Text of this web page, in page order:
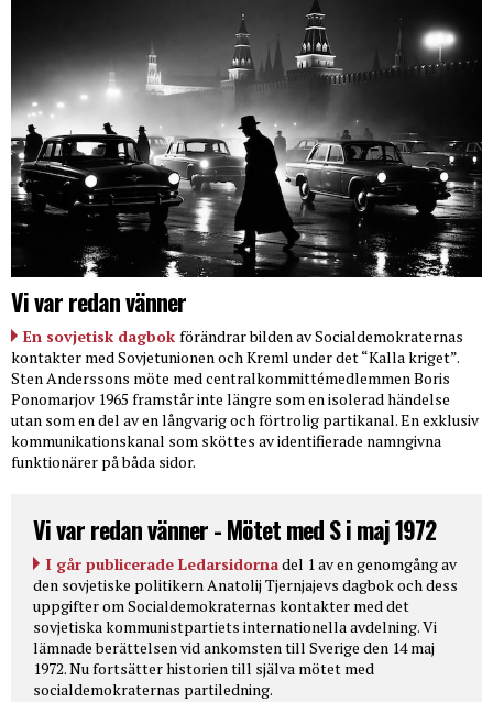
Vi var redan vänner
En sovjetisk dagbok förändrar bilden av Socialdemokraternas
kontakter med Sovjetunionen och Kreml under det “Kalla kriget”.
Sten Anderssons möte med centralkommittémedlemmen Boris
Ponomarjov 1965 framstår inte längre som en isolerad händelse
utan som en del av en långvarig och förtrolig partikanal. En exklusiv
kommunikationskanal som sköttes av identifierade namngivna
funktionärer på båda sidor.
Vi var redan vänner - Mötet med S i maj 1972
I går publicerade Ledarsidornadel 1 av en genomgång av
den sovjetiske politikern Anatolij Tjernjajevs dagbok och dess
uppgifter om Socialdemokraternas kontakter med det
sovjetiska kommunistpartiets internationella avdelning. Vi
lämnade berättelsen vid ankomsten till Sverige den 14 maj
1972. Nu fortsätter historien till själva mötet med
socialdemokraternas partiledning.